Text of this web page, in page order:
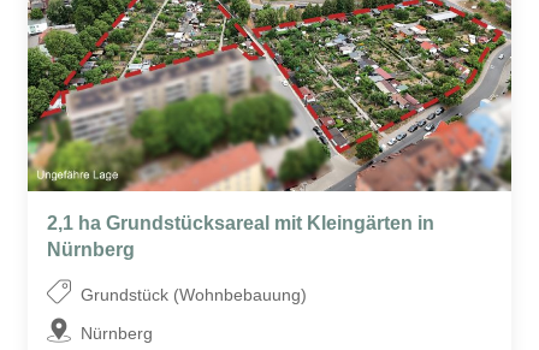
2,1 ha Grundstücksareal mit Kleingärten in
Nürnberg
Grundstück (Wohnbebauung)
Nürnberg